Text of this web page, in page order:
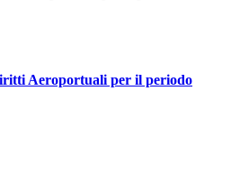
Aeroportuali per il periodo